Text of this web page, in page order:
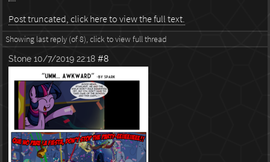
Post truncated, click here to view the full text.
Showing last reply (of 8), click to view full thread
Stone 10/7/2019 22:18 #8